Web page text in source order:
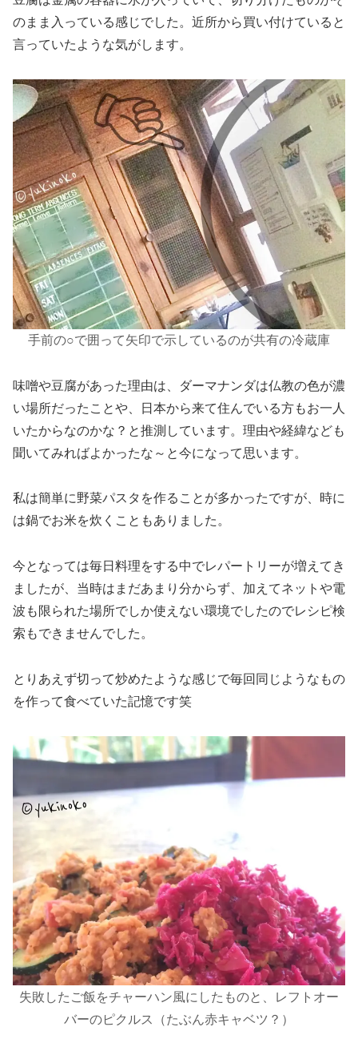
のまま入っている感じでした。近所から買い付けていると
言っていたような気がします。
手前の○で囲って矢印で示しているのが共有の冷蔵庫
味噌や豆腐があった理由は、ダーマナンダは仏教の色が濃
い場所だったことや、日本から来て住んでいる方もお一人
いたからなのかな？と推測しています。理由や経緯なども
聞いてみればよかったな～と今になって思います。
私は簡単に野菜パスタを作ることが多かったですが、時に
は鍋でお米を炊くこともありました。
今となっては毎日料理をする中でレパートリーが増えてき
ましたが、当時はまだあまり分からず、加えてネットや電
波も限られた場所でしか使えない環境でしたのでレシピ検
索もできませんでした。
とりあえず切って炒めたような感じで毎回同じようなもの
を作って食べていた記憶です笑
失敗したご飯をチャーハン風にしたものと、レフトオー
バーのピクルス（たぶん赤キャベツ？）